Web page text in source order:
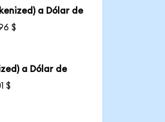
a Dólar de
$
a Dólar de
$